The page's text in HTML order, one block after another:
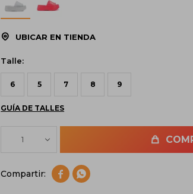
UBICAR EN TIENDA
Talle:
6 5 7 8 9
GUÍA DE TALLES
1
 